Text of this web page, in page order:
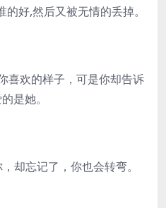
好,然后又被无情的丢掉。
欢的样子，可是你却告诉
是她。
忘记了，你也会转弯。